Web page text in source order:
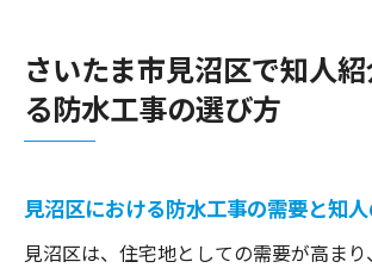
さいたま市見沼区で知人
る防水工事の選び方
見沼区における防水工事の需要と知
見沼区は、住宅地としての需要が高ま